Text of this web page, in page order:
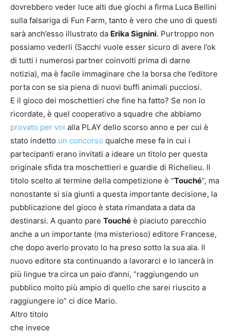
dovrebbero veder luce alti due giochi a firma Luca Bellini
sulla falsariga di Fun Farm, tanto è vero che uno di questi
sarà anch’esso illustrato da Erika Signini. Purtroppo non
possiamo vederli (Sacchi vuole esser sicuro di avere l’ok
di tutti i numerosi partner coinvolti prima di darne
notizia), ma è facile immaginare che la borsa che l’editore
porta con se sia piena di nuovi buffi animali pucciosi.
E il gioco dei moschettieri che fine ha fatto? Se non lo
ricordate, è quel cooperativo a squadre che abbiamo
provato per voi alla PLAY dello scorso anno e per cui è
stato indetto un concorso qualche mese fa in cui i
partecipanti erano invitati a ideare un titolo per questa
originale sfida tra moschettieri e guardie di Richelieu. Il
titolo scelto al termine della competizione è “Touché”, ma
nonostante si sia giunti a questa importante decisione, la
pubblicazione del gioco è stata rimandata a data da
destinarsi. A quanto pare Touché è piaciuto parecchio
anche a un importante (ma misterioso) editore Francese,
che dopo averlo provato lo ha preso sotto la sua ala. Il
nuovo editore sta continuando a lavorarci e lo lancerà in
più lingue tra circa un paio d’anni, “raggiungendo un
pubblico molto più ampio di quello che sarei riuscito a
raggiungere io” ci dice Mario.
Altro titolo
che invece